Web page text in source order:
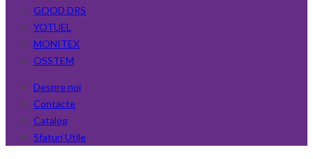
GOOD DRS
YOTUEL
MONITEX
OSSTEM
Despre noi
Contacte
Catalog
Sfaturi Utile